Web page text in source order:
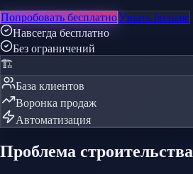
Попробовать бесплатноУзнать больше
Навсегда бесплатно
Без ограничений
🏗️
База клиентов
Воронка продаж
Автоматизация
Проблема строительства